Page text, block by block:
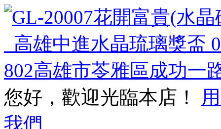
您好，歡迎光臨本店！
我們